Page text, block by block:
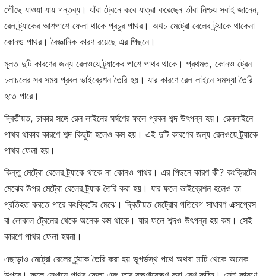
পৌঁছে যাওয়া যায় গন্তব্য। যাঁরা ট্রেনে করে যাত্রা করেছেন তাঁরা নিশ্চয় সবাই জানেন,
রেল ট্র্যাকের আশপাশে ফেলা থাকে প্রচুর পাথর। অথচ মেট্রো রেলের ট্র্যাকে থাকেনা
কোনও পাথর। বৈজ্ঞানিক কারণ রয়েছে এর পিছনে।
মূলত দুটি কারণের জন্য রেলওয়ে ট্র্যাকের পাশে পাথর থাকে। প্রথমত, কোনও ট্রেন
চলাচলের সব সময় প্রবল ভাইব্রেশন তৈরি হয়। যার কারণে রেল লাইনে সমস্যা তৈরি
হতে পারে।
দ্বিতীয়ত, চাকার সঙ্গে রেল লাইনের ঘর্ষণের ফলে প্রবল শব্দ উৎপন্ন হয়। রেললাইনে
পাথর থাকার কারণে শব্দ কিছুটা হলেও কম হয়। এই দুটি কারণের জন্য রেলওয়ে ট্র্যাকে
পাথর ফেলা হয়।
কিন্তু মেট্রো রেলের ট্র্যাকে থাকে না কোনও পাথর। এর পিছনে কারণ কী? কংক্রিটের
মেঝের উপর মেট্রো রেলের ট্র্যাক তৈরি করা হয়। যার ফলে ভাইব্রেশন হলেও তা
প্রতিহত করতে পারে কংক্রিটের মেঝে। দ্বিতীয়ত মেট্রোর গতিবেগ সাধারণ এক্সপ্রেস
বা লোকাল ট্রেনের থেকে অনেক কম থাকে। যার ফলে শব্দও উৎপন্ন হয় কম। সেই
কারণে পাথর ফেলা হয়না।
এছাড়াও মেট্রো রেলের ট্র্যাক তৈরি করা হয় ভূগর্ভস্থ পথে অথবা মাটি থেকে অনেক